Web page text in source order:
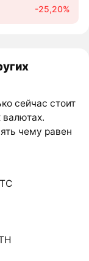
-25,20%
сейчас стоит
валютах.
чему равен